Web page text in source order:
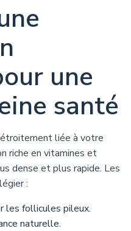
une
santé
étroitement liée à votre
riche en vitamines et
dense et plus rapide. Les
:
les follicules pileux.
naturelle.